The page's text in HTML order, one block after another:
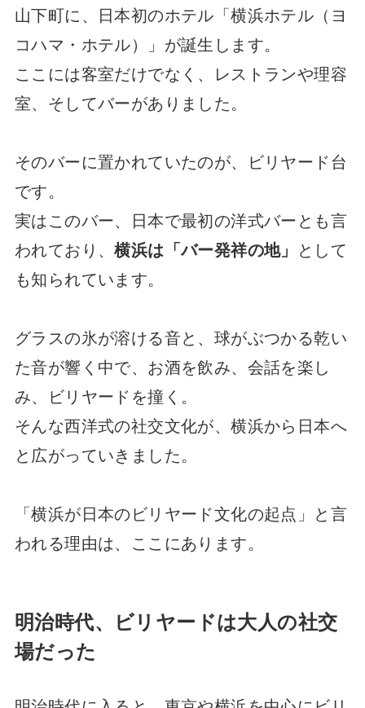
山下町に、日本初のホテル「横浜ホテル（ヨ
コハマ・ホテル）」が誕生します。
ここには客室だけでなく、レストランや理容
室、そしてバーがありました。
そのバーに置かれていたのが、ビリヤード台
です。
実はこのバー、日本で最初の洋式バーとも言
われており、横浜は「バー発祥の地」 として
も知られています。
グラスの氷が溶ける音と、球がぶつかる乾い
た音が響く中で、お酒を飲み、会話を楽し
み、ビリヤードを撞く。
そんな西洋式の社交文化が、横浜から日本へ
と広がっていきました。
「横浜が日本のビリヤード文化の起点」と言
われる理由は、ここにあります。
明治時代、ビリヤードは大人の社交
場だった